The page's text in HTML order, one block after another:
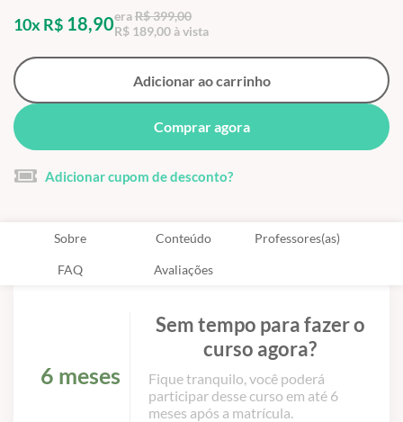
10x R$ 18,90eraR$ 399,00
R$ 189,00 à vista
Adicionar ao carrinho
Comprar agora
Adicionar cupom de desconto?
Sobre Conteúdo Professores(as)
FAQ Avaliações
6 meses
Sem tempo para fazer o
curso agora?
Fique tranquilo, você poderá
participar desse curso em até 6
meses após a matrícula.